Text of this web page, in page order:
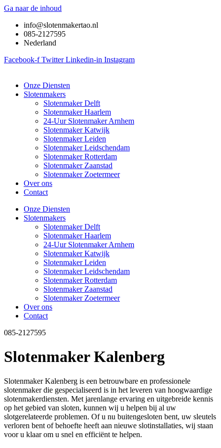
Ga naar de inhoud
info@slotenmakertao.nl
085-2127595
Nederland
Facebook-f Twitter Linkedin-in Instagram
Onze Diensten
Slotenmakers
Slotenmaker Delft
Slotenmaker Haarlem
24-Uur Slotenmaker Arnhem
Slotenmaker Katwijk
Slotenmaker Leiden
Slotenmaker Leidschendam
Slotenmaker Rotterdam
Slotenmaker Zaanstad
Slotenmaker Zoetermeer
Over ons
Contact
Onze Diensten
Slotenmakers
Slotenmaker Delft
Slotenmaker Haarlem
24-Uur Slotenmaker Arnhem
Slotenmaker Katwijk
Slotenmaker Leiden
Slotenmaker Leidschendam
Slotenmaker Rotterdam
Slotenmaker Zaanstad
Slotenmaker Zoetermeer
Over ons
Contact
085-2127595
Slotenmaker Kalenberg
Slotenmaker Kalenberg is een betrouwbare en professionele
slotenmaker die gespecialiseerd is in het leveren van hoogwaardige
slotenmakerdiensten. Met jarenlange ervaring en uitgebreide kennis
op het gebied van sloten, kunnen wij u helpen bij al uw
slotgerelateerde problemen. Of u nu buitengesloten bent, uw sleutels
verloren bent of behoefte heeft aan nieuwe slotinstallaties, wij staan
voor u klaar om u snel en efficiënt te helpen.